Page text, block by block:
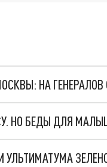
НА
НО БЕДЫ ДЛЯ